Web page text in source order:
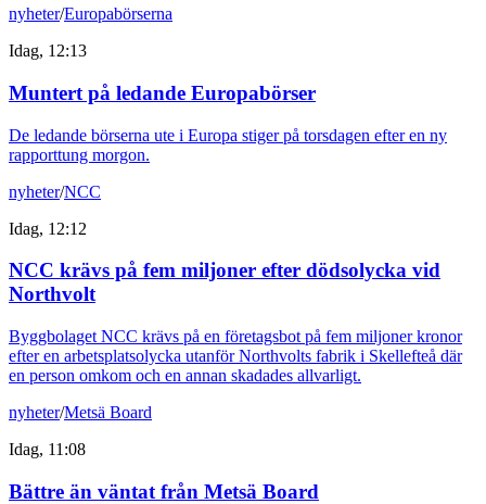
nyheter/Europabörserna
Idag, 12:13
Muntert på ledande Europabörser
De ledande börserna ute i Europa stiger på torsdagen efter en ny
rapporttung morgon.
nyheter/NCC
Idag, 12:12
NCC krävs på fem miljoner efter dödsolycka vid
Northvolt
Byggbolaget NCC krävs på en företagsbot på fem miljoner kronor
efter en arbetsplatsolycka utanför Northvolts fabrik i Skellefteå där
en person omkom och en annan skadades allvarligt.
nyheter/Metsä Board
Idag, 11:08
Bättre än väntat från Metsä Board